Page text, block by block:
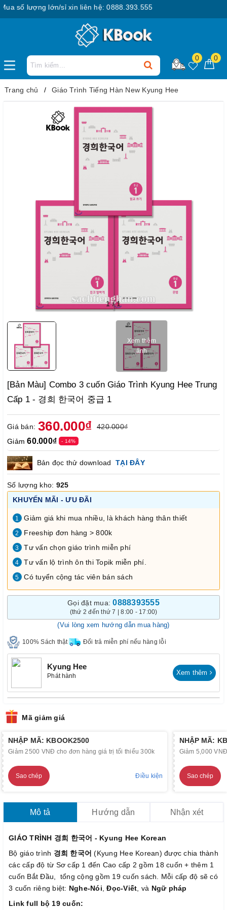
số lượng lớn/sỉ xin liên hệ: 0888.393.555
0 0
Trang chủ Giáo Trình Tiếng Hàn New Kyung Hee
1/1
Xem thêm
ảnh
[Bản Màu] Combo 3 cuốn Giáo Trình Kyung Hee Trung
Cấp 1 - 경희 한국어 중급 1
Giá bán: 360.000₫
420.000₫
Giảm60.000₫ - 14%
Bản đọc thử download TẠI ĐÂY
Số lượng kho: 925
KHUYẾN MÃI - ƯU ĐÃI
1 Giảm giá khi mua nhiều, là khách hàng thân thiết
2 Freeship đơn hàng > 800k
3 Tư vấn chọn giáo trình miễn phí
4 Tư vấn lộ trình ôn thi Topik miễn phí.
5 Có tuyển cộng tác viên bán sách
Gọi đặt mua:0888393555
(thứ 2 đến thứ 7 | 8:00 - 17:00)
(Vui lòng xem hướng dẫn mua hàng)
100% Sách thật Đổi trả miễn phí nếu hàng lỗi
Kyung Hee
Phát hành Xem thêm
Mã giảm giá
NHẬP MÃ: KBOOK2500
Giảm 2500 VNĐ cho đơn hàng giá trị tối thiểu 300k
Sao chép Điều kiện
NHẬP MÃ:
Giảm 5,000
Sao chép
Mô tả Hướng dẫn Nhận xét
GIÁO TRÌNH 경희 한국어 - Kyung Hee Korean
Bộ giáo trình 경희 한국어 (Kyung Hee Korean) được chia thành
các cấp độ từ Sơ cấp 1 đến Cao cấp 2 gồm 18 cuốn + thêm 1
cuốn Bắt Đầu, tổng cộng gồm 19 cuốn sách. Mỗi cấp độ sẽ có
3 cuốn riêng biệt: Nghe-Nói ,Đọc-Viết , và Ngữ pháp
Link full bộ 19 cuốn: